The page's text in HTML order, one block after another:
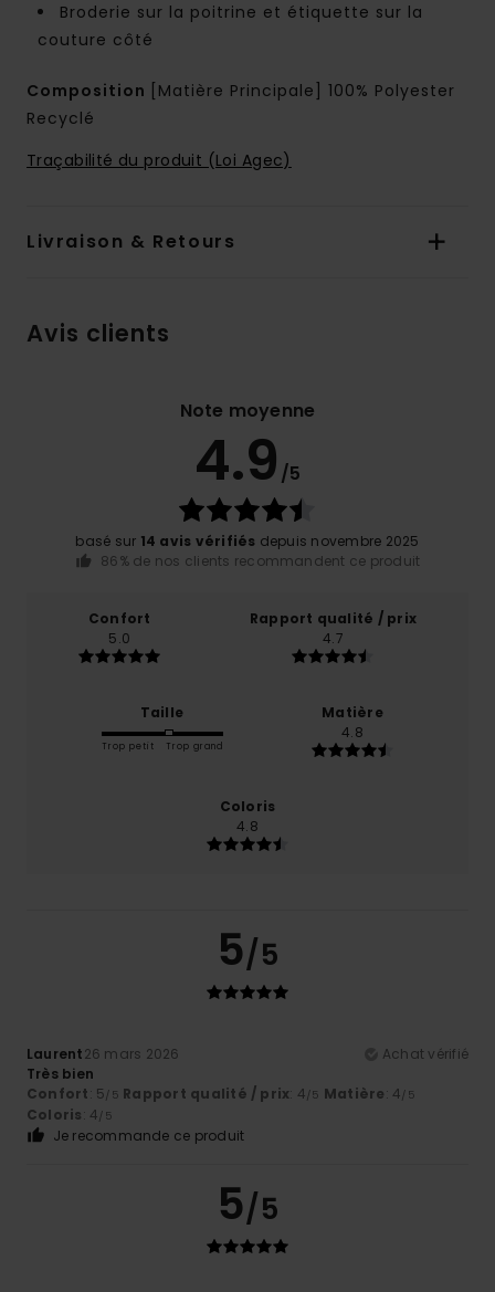
Broderie sur la poitrine et étiquette sur la
couture côté
Composition
[Matière Principale] 100% Polyester
Recyclé
Traçabilité du produit (Loi Agec)
Livraison & Retours
Avis clients
Note moyenne
4.9 /5
basé sur 14 avis vérifiés depuis novembre 2025
86% de nos clients recommandent ce produit
Confort
5.0
Rapport qualité / prix
4.7
Taille
Trop petit Trop grand
Matière
4.8
Coloris
4.8
5/5
Laurent26 mars 2026
Achat vérifié
Très bien
Confort: 5/5 Rapport qualité / prix: 4/5 Matière: 4/5
Coloris: 4/5
Je recommande ce produit
5/5